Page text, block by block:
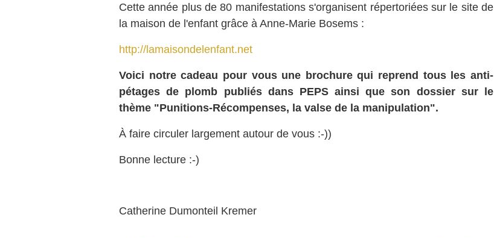
Cette année plus de 80 manifestations s'organisent répertoriées sur le site de
la maison de l'enfant grâce à Anne-Marie Bosems :
http://lamaisondelenfant.net
Voici notre cadeau pour vous une brochure qui reprend tous les anti-
pétages de plomb publiés dans PEPS ainsi que son dossier sur le
thème "Punitions-Récompenses, la valse de la manipulation".
À faire circuler largement autour de vous :-))
Bonne lecture :-)
Catherine Dumonteil Kremer